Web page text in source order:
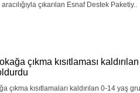
çıkarılan Esnaf Destek Paketiy..
çıkma kısıtlaması
çıkma kısıtlamaları kaldırılan 0-14 yaş